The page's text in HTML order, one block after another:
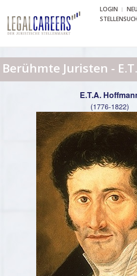
LOGIN
Berühmte Juristen -
E.T.A.
(1776-1822)